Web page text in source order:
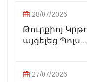
28/07/2026
Թուրքիոյ
այցելեց Պոլս...
27/07/2026